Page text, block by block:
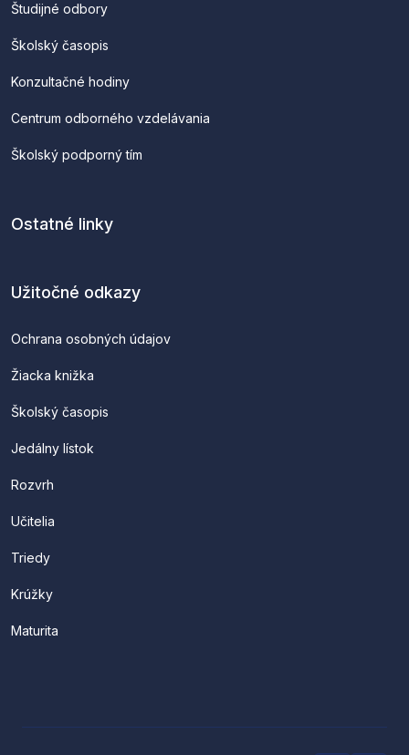
Študijné odbory
Školský časopis
Konzultačné hodiny
Centrum odborného vzdelávania
Školský podporný tím
Ostatné linky
Užitočné odkazy
Ochrana osobných údajov
Žiacka knižka
Školský časopis
Jedálny lístok
Rozvrh
Učitelia
Triedy
Krúžky
Maturita